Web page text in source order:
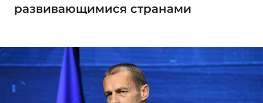
развивающимися странами